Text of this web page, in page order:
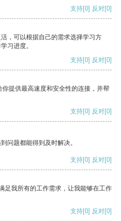
支持[0] 反对[0]
，可以根据自己的需求选择学习方
习进度。
支持[0] 反对[0]
提供最高速度和安全性的连接，并帮
支持[0] 反对[0]
问题都能得到及时解决。
支持[0] 反对[0]
足我所有的工作需求，让我能够在工作
支持[0] 反对[0]